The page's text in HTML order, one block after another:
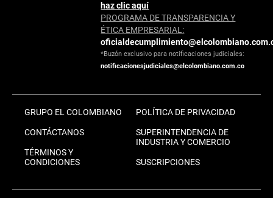
haz clic aquí
PROGRAMA DE TRANSPARENCIA Y
ÉTICA EMPRESARIAL:
*Buzón exclusivo para notificaciones judiciales:
notificacionesjudiciales@elcolombiano.com.co
GRUPO EL COLOMBIANO
CONTÁCTANOS
TÉRMINOS Y
CONDICIONES
POLÍTICA DE PRIVACIDAD
SUPERINTENDENCIA DE
INDUSTRIA Y COMERCIO
SUSCRIPCIONES